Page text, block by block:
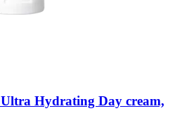
Ultra Hydrating Day cream,